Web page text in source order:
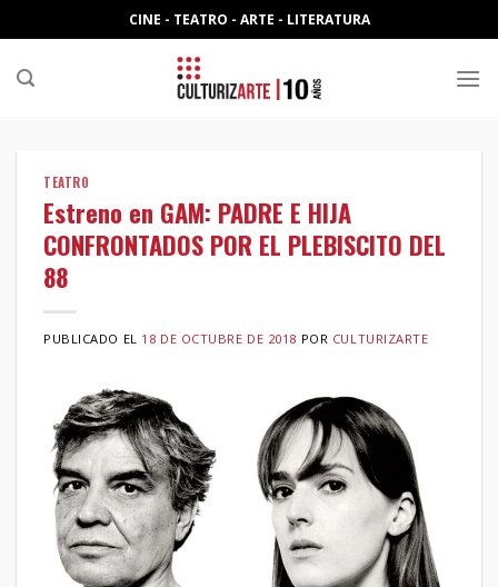
to
content
CINE - TEATRO - ARTE - LITERATURA
TEATRO
Estreno en GAM: PADRE E HIJA
CONFRONTADOS POR EL PLEBISCITO DEL
88
PUBLICADO EL 18 DE OCTUBRE DE 2018 POR CULTURIZARTE